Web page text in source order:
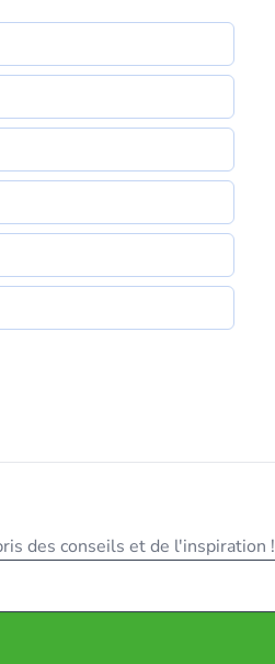
des conseils et de l'inspiration !